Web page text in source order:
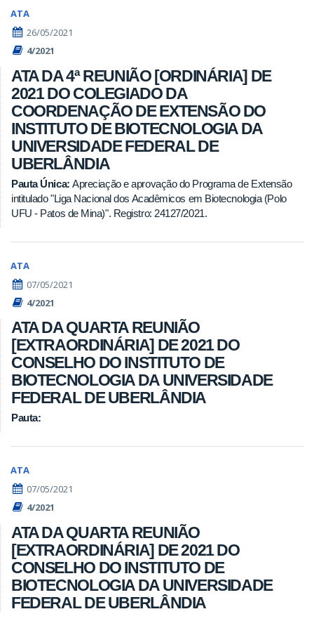
ATA
26/05/2021
4/2021
ATA DA 4ª REUNIÃO [ORDINÁRIA] DE
2021 DO COLEGIADO DA
COORDENAÇÃO DE EXTENSÃO DO
INSTITUTO DE BIOTECNOLOGIA DA
UNIVERSIDADE FEDERAL DE
UBERLÂNDIA
Pauta Única: Apreciação e aprovação do Programa de Extensão
intitulado "Liga Nacional dos Acadêmicos em Biotecnologia (Polo
UFU - Patos de Mina)". Registro: 24127/2021.
ATA
07/05/2021
4/2021
ATA DA QUARTA REUNIÃO
[EXTRAORDINÁRIA] DE 2021 DO
CONSELHO DO INSTITUTO DE
BIOTECNOLOGIA DA UNIVERSIDADE
FEDERAL DE UBERLÂNDIA
Pauta:
ATA
07/05/2021
4/2021
ATA DA QUARTA REUNIÃO
[EXTRAORDINÁRIA] DE 2021 DO
CONSELHO DO INSTITUTO DE
BIOTECNOLOGIA DA UNIVERSIDADE
FEDERAL DE UBERLÂNDIA